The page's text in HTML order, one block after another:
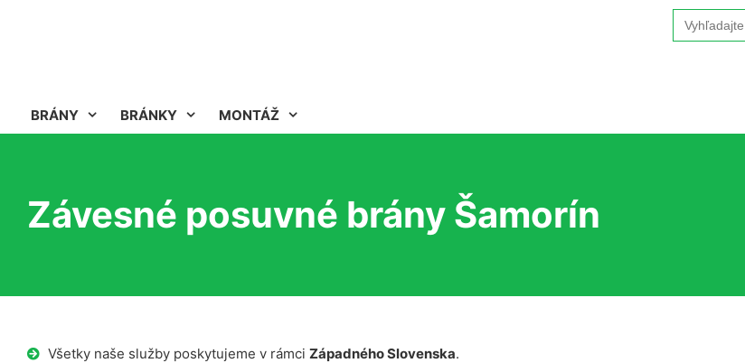
Search
for:
BRÁNY BRÁNKY MONTÁŽ
Závesné posuvné brány Šamorín
Všetky naše služby poskytujeme v rámci Západného Slovenska.